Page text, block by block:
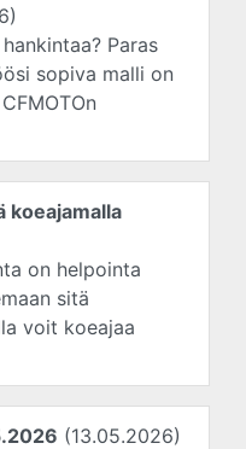
Paras
sopiva malli on
koeajamalla
on helpointa
sitä
voit koeajaa
(13.05.2026)